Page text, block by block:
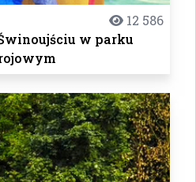
12 586
w parku